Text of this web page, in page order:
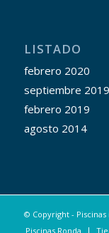
LISTADO
febrero 2020
septiembre 2019
febrero 2019
agosto 2014
© Copyright -
Piscinas Ronda